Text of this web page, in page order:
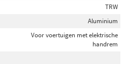
TRW
Aluminium
Voor voertuigen met elektrische
handrem